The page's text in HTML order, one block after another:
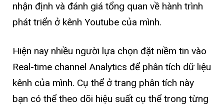
nhận định và đánh giá tổng quan về hành trình
phát triển ở kênh Youtube của mình.
Hiện nay nhiều người lựa chọn đặt niềm tin vào
Real-time channel Analytics để phân tích dữ liệu
kênh của mình. Cụ thể ở trang phân tích này
bạn có thể theo dõi hiệu suất cụ thể trong từng